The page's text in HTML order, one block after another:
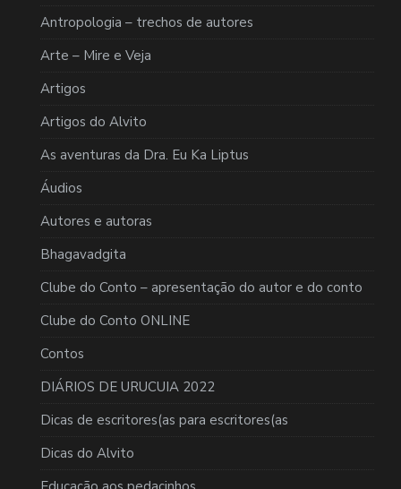
Antropologia – trechos de autores
Arte – Mire e Veja
Artigos
Artigos do Alvito
As aventuras da Dra. Eu Ka Liptus
Áudios
Autores e autoras
Bhagavadgita
Clube do Conto – apresentação do autor e do conto
Clube do Conto ONLINE
Contos
DIÁRIOS DE URUCUIA 2022
Dicas de escritores(as para escritores(as
Dicas do Alvito